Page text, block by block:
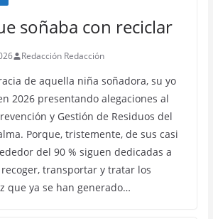
soñaba con reciclar
Redacción Redacción
de aquella niña soñadora, su yo
2026 presentando alegaciones al
y Gestión de Residuos del
Porque, tristemente, de sus casi
del 90 % siguen dedicadas a
transportar y tratar los
que ya se han generado…